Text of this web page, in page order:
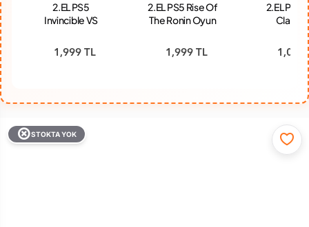
2.EL PS5
Invincible VS
1,999 TL
2.EL PS5 Rise Of
The Ronin Oyun
1,999 TL
2.EL PS5
Rainbow
Siege x
Edition
1,099
STOKTA YOK